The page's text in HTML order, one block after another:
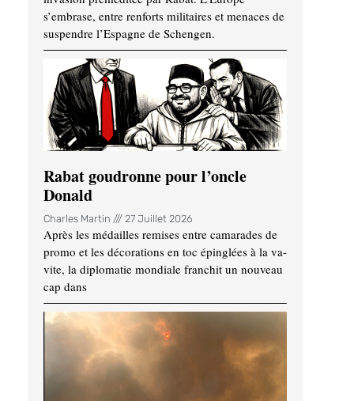
s’embrase, entre renforts militaires et menaces de
suspendre l’Espagne de Schengen.
Rabat goudronne pour l’oncle
Donald
Charles Martin 27 Juillet 2026
Après les médailles remises entre camarades de
promo et les décorations en toc épinglées à la va-
vite, la diplomatie mondiale franchit un nouveau
cap dans